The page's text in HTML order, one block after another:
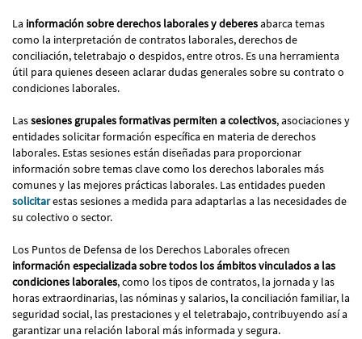
La información sobre derechos laborales y deberesabarca temas
como la interpretación de contratos laborales, derechos de
conciliación, teletrabajo o despidos, entre otros. Es una herramienta
útil para quienes deseen aclarar dudas generales sobre su contrato o
condiciones laborales.
Lassesiones grupales formativas permiten a colectivos, asociaciones y
entidades solicitar formación específica en materia de derechos
laborales. Estas sesiones están diseñadas para proporcionar
información sobre temas clave como los derechos laborales más
comunes y las mejores prácticas laborales. Las entidades pueden
solicitarestas sesiones a medida para adaptarlas a las necesidades de
su colectivo o sector.
Los Puntos de Defensa de los Derechos Laborales ofrecen
información especializada sobre todos los ámbitos vinculados a las
condiciones laborales, como los tipos de contratos, la jornada y las
horas extraordinarias, las nóminas y salarios, la conciliación familiar, la
seguridad social, las prestaciones y el teletrabajo, contribuyendo así a
garantizar una relación laboral más informada y segura.